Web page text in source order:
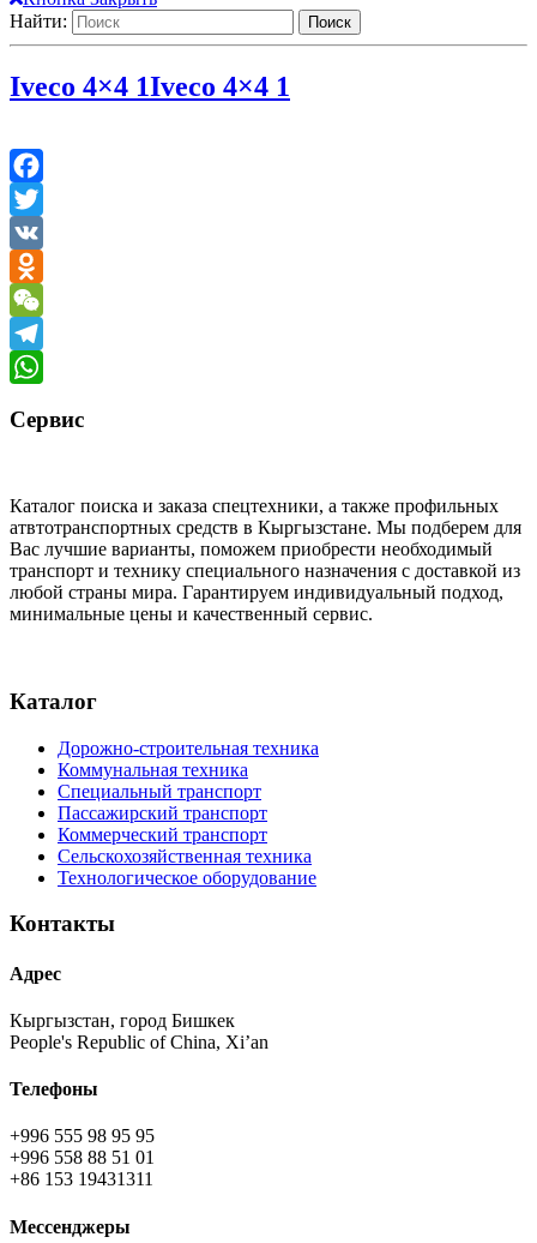
Найти:
Iveco 4×4 1Iveco 4×4 1
Facebook
Twitter
VK
Odnoklassniki
WeChat
Telegram
Сервис
Каталог поиска и заказа спецтехники, а также профильных
атвтотранспортных средств в Кыргызстане. Мы подберем для
Вас лучшие варианты, поможем приобрести необходимый
транспорт и технику специального назначения с доставкой из
любой страны мира. Гарантируем индивидуальный подход,
минимальные цены и качественный сервис.
Каталог
Дорожно-строительная техника
Коммунальная техника
Специальный транспорт
Пассажирский транспорт
Коммерческий транспорт
Сельскохозяйственная техника
Технологическое оборудование
Контакты
Адрес
Кыргызстан, город Бишкек
People's Republic of China, Xi’an
Телефоны
+996 555 98 95 95
+996 558 88 51 01
+86 153 19431311
Мессенджеры